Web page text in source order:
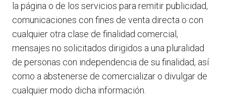
la página o de los servicios para remitir publicidad,
comunicaciones con fines de venta directa o con
cualquier otra clase de finalidad comercial,
mensajes no solicitados dirigidos a una pluralidad
de personas con independencia de su finalidad, así
como a abstenerse de comercializar o divulgar de
cualquier modo dicha información.